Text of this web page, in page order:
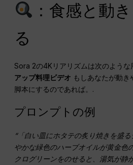
：食感と動
る
Sora 2の4Kリアリズムは次のような
アップ料理ビデオ もしあなたが動
脚本にするのであれば。.
プロンプトの例
“「白い皿にホタテの炙り焼きを盛
やかな緑色のハーブオイルが黄金色
クログリーンをのせると、湯気が静